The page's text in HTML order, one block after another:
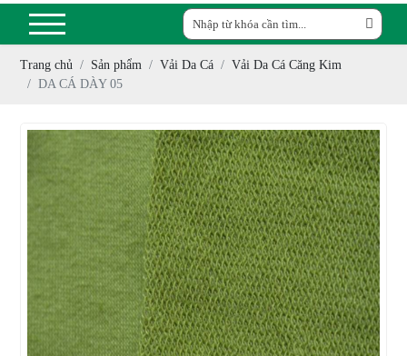
Trang chủ Sản phẩm Vải Da Cá
Vải Da Cá Căng Kim
DA CÁ DÀY 05